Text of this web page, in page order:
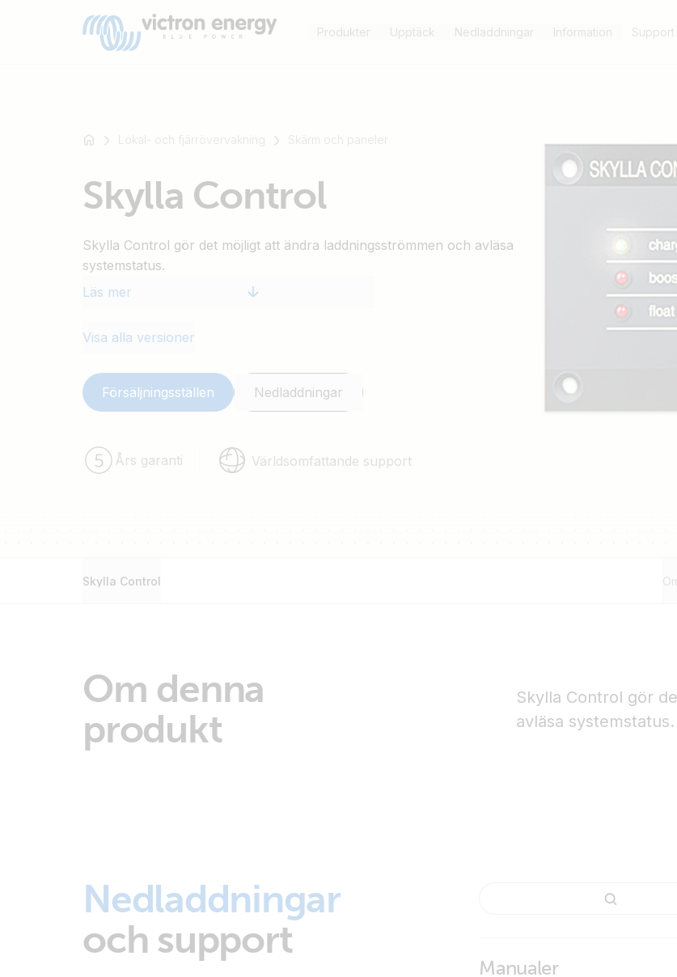
Produkter Upptäck Nedladdningar Information Support
Lokal- och fjärrövervakning Skärm och paneler
Skylla Control
Skylla Control gör det möjligt att ändra laddningsströmmen och avläsa
systemstatus.
Läs mer
Visa alla versioner
Försäljningsställen Nedladdningar
Års garanti Världsomfattande support
Skylla Control
Om denna
produkt
Skylla Control gör
avläsa systemstatus.
Nedladdningar
och support
Manualer